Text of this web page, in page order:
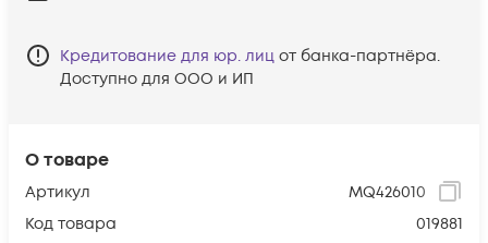
О товаре
Артикул
MQ426010
Код товара
019881
Кредитование для юр. лиц от банка-партнёра.
Доступно для ООО и ИП